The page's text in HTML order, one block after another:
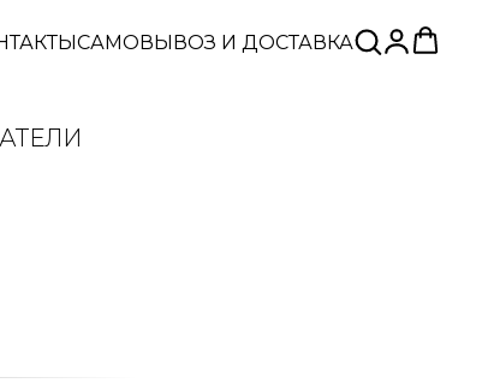
САМОВЫВОЗ И ДОСТАВКА